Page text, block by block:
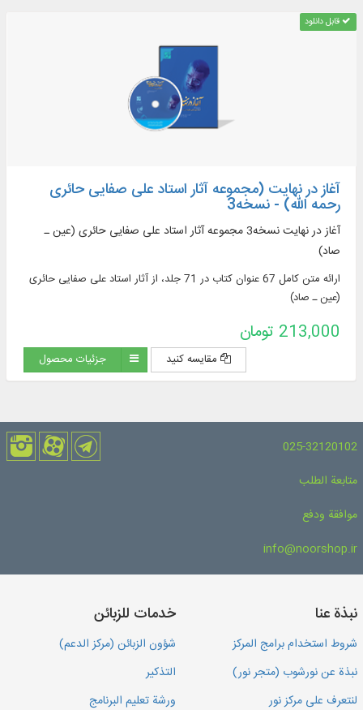
قابل دانلود
آغاز در نهایت (مجموعه آثار استاد علی صفایی حائری
رحمه الله) - نسخه3
آغاز در نهایت نسخه3 مجموعه آثار استاد علی صفایی حائری (عین ـ
صاد)
ارائه متن کامل 67 عنوان کتاب در 71 جلد، از آثار استاد علی صفایی حائری
(عین ـ صاد)
213,000 تومان
مقایسه کنید جزئیات محصول
025-32120102
متابعة الطلب
موافقة ودفع
info@noorshop.ir
نبذة عنا
شروط استخدام برامج المركز
نبذة عن نورشوب (متجر نور)
لنتعرف على مركز نور
خدمات للزبائن
شؤون الزبائن (مركز الدعم)
التذكير
ورشة تعليم البرنامج